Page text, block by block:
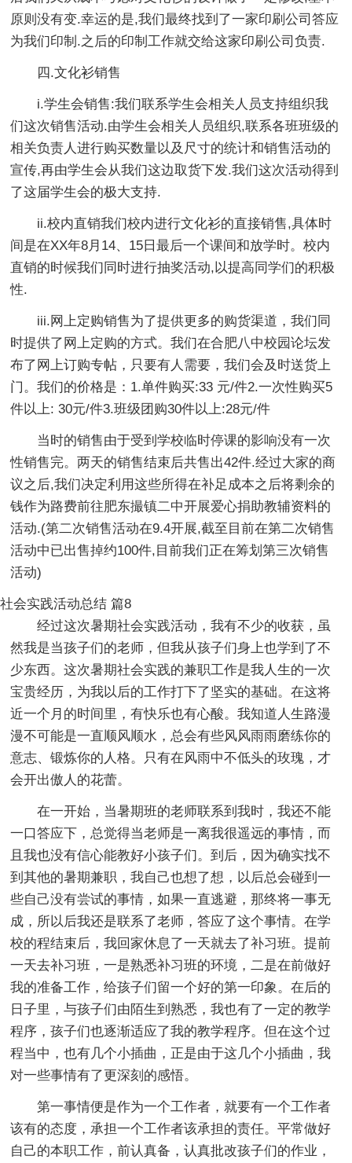
原则没有变.幸运的是,我们最终找到了一家印刷公司答应
为我们印制.之后的印制工作就交给这家印刷公司负责.
四.文化衫销售
i.学生会销售:我们联系学生会相关人员支持组织我
们这次销售活动.由学生会相关人员组织,联系各班班级的
相关负责人进行购买数量以及尺寸的统计和销售活动的
宣传,再由学生会从我们这边取货下发.我们这次活动得到
了这届学生会的极大支持.
ii.校内直销我们校内进行文化衫的直接销售,具体时
间是在XX年8月14、15日最后一个课间和放学时。校内
直销的时候我们同时进行抽奖活动,以提高同学们的积极
性.
iii.网上定购销售为了提供更多的购货渠道，我们同
时提供了网上定购的方式。我们在合肥八中校园论坛发
布了网上订购专帖，只要有人需要，我们会及时送货上
门。我们的价格是：1.单件购买:33 元/件2.一次性购买5
件以上: 30元/件3.班级团购30件以上:28元/件
当时的销售由于受到学校临时停课的影响没有一次
性销售完。两天的销售结束后共售出42件.经过大家的商
议之后,我们决定利用这些所得在补足成本之后将剩余的
钱作为路费前往肥东撮镇二中开展爱心捐助教辅资料的
活动.(第二次销售活动在9.4开展,截至目前在第二次销售
活动中已出售掉约100件,目前我们正在筹划第三次销售
活动)
社会实践活动总结 篇8
经过这次暑期社会实践活动，我有不少的收获，虽
然我是当孩子们的老师，但我从孩子们身上也学到了不
少东西。这次暑期社会实践的兼职工作是我人生的一次
宝贵经历，为我以后的工作打下了坚实的基础。在这将
近一个月的时间里，有快乐也有心酸。我知道人生路漫
漫不可能是一直顺风顺水，总会有些风风雨雨磨练你的
意志、锻炼你的人格。只有在风雨中不低头的玫瑰，才
会开出傲人的花蕾。
在一开始，当暑期班的老师联系到我时，我还不能
一口答应下，总觉得当老师是一离我很遥远的事情，而
且我也没有信心能教好小孩子们。到后，因为确实找不
到其他的暑期兼职，我自己也想了想，以后总会碰到一
些自己没有尝试的事情，如果一直逃避，那终将一事无
成，所以后我还是联系了老师，答应了这个事情。在学
校的程结束后，我回家休息了一天就去了补习班。提前
一天去补习班，一是熟悉补习班的环境，二是在前做好
我的准备工作，给孩子们留一个好的第一印象。在后的
日子里，与孩子们由陌生到熟悉，我也有了一定的教学
程序，孩子们也逐渐适应了我的教学程序。但在这个过
程当中，也有几个小插曲，正是由于这几个小插曲，我
对一些事情有了更深刻的感悟。
第一事情便是作为一个工作者，就要有一个工作者
该有的态度，承担一个工作者该承担的责任。平常做好
自己的本职工作，前认真备，认真批改孩子们的作业，